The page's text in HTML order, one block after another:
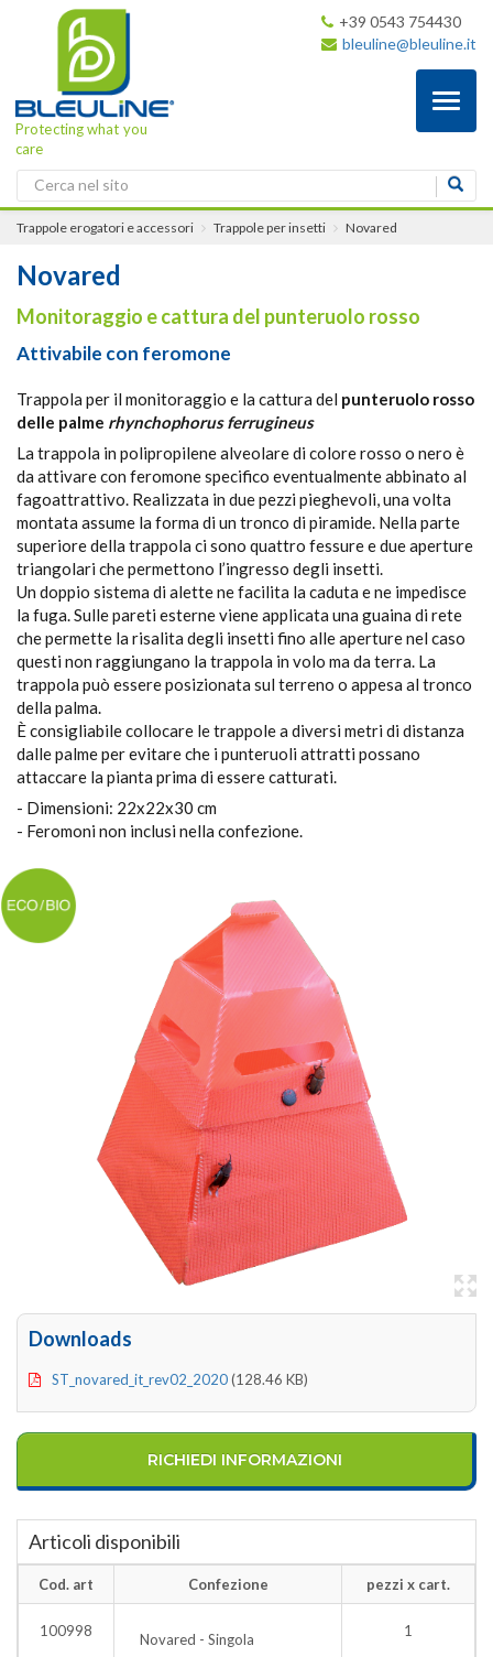
Protecting what you
care
+39 0543 754430
bleuline@bleuline.it
Trappole erogatori e accessori Trappole per insetti Novared
Novared
Monitoraggio e cattura del punteruolo rosso
Attivabile con feromone
Trappola per il monitoraggio e la cattura del punteruolo rosso
delle palme rhynchophorus ferrugineus
La trappola in polipropilene alveolare di colore rosso o nero è
da attivare con feromone specifico eventualmente abbinato al
fagoattrattivo. Realizzata in due pezzi pieghevoli, una volta
montata assume la forma di un tronco di piramide. Nella parte
superiore della trappola ci sono quattro fessure e due aperture
triangolari che permettono l’ingresso degli insetti.
Un doppio sistema di alette ne facilita la caduta e ne impedisce
la fuga. Sulle pareti esterne viene applicata una guaina di rete
che permette la risalita degli insetti fino alle aperture nel caso
questi non raggiungano la trappola in volo ma da terra. La
trappola può essere posizionata sul terreno o appesa al tronco
della palma.
È consigliabile collocare le trappole a diversi metri di distanza
dalle palme per evitare che i punteruoli attratti possano
attaccare la pianta prima di essere catturati.
- Dimensioni: 22x22x30 cm
- Feromoni non inclusi nella confezione.
Downloads
ST_novared_it_rev02_2020(128.46 KB)
RICHIEDI INFORMAZIONI
Articoli disponibili
Cod. art Confezione pezzi x cart.
100998 Novared - Singola 1